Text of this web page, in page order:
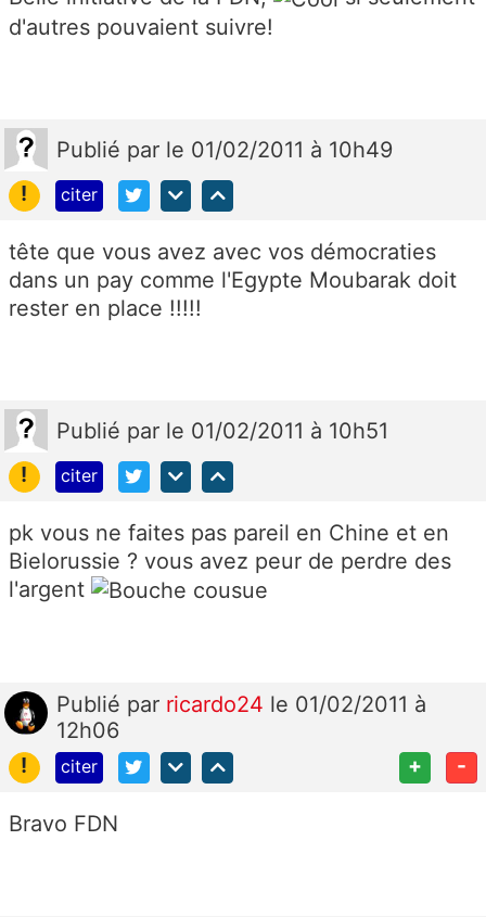
d'autres pouvaient suivre!
Publié par le 01/02/2011 à 10h49
!
citer
tête que vous avez avec vos démocraties
dans un pay comme l'Egypte Moubarak doit
rester en place !!!!!
Publié par le 01/02/2011 à 10h51
!
citer
pk vous ne faites pas pareil en Chine et en
Bielorussie ? vous avez peur de perdre des
l'argent
Publié par ricardo24 le 01/02/2011 à
12h06
!
citer + -
Bravo FDN